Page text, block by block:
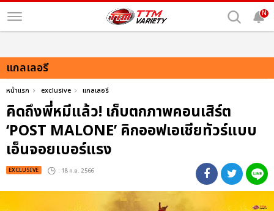
N
แกลเลอรี
หน้าแรก exclusive แกลเลอรี
คิดถึงพี่หมีแล้ว! เก็บตกภาพคอนเสิร์ต
‘POST MALONE’ คิกออฟเอเชียทัวร์แบบ
เอ็นจอยเบอร์แรง
EXCLUSIVE : 18 ก.ย. 2566